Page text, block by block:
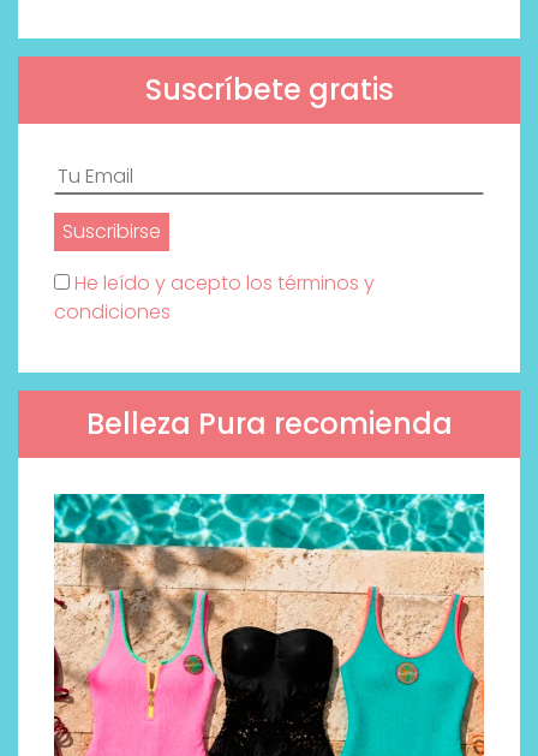
Suscríbete gratis
He leído y acepto los términos y
condiciones
Belleza Pura recomienda